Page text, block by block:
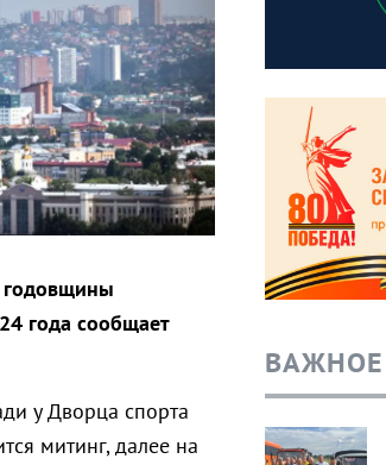
годовщины
года сообщает
у Дворца спорта
митинг, далее на
ВАЖНОЕ